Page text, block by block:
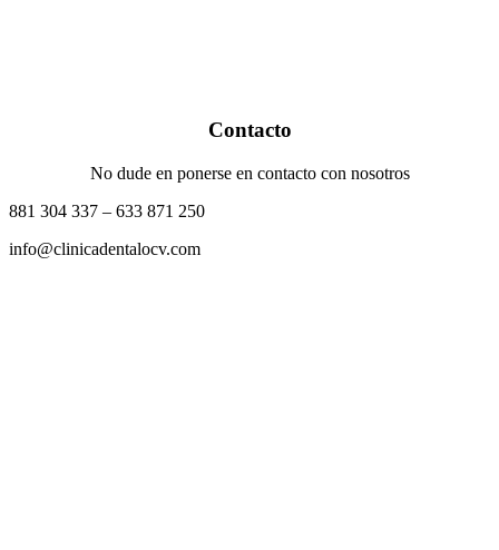
Contacto
No dude en ponerse en contacto con nosotros
881 304 337 – 633 871 250
info@clinicadentalocv.com